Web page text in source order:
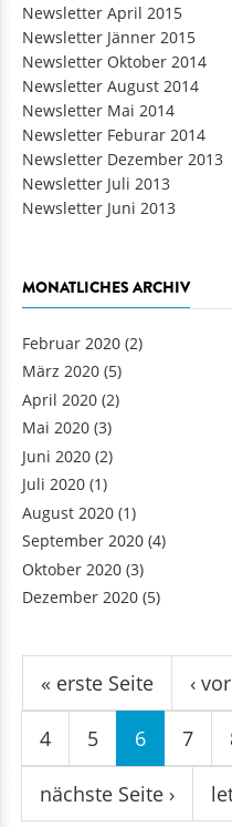
Newsletter April 2015
Newsletter Jänner 2015
Newsletter Oktober 2014
Newsletter August 2014
Newsletter Mai 2014
Newsletter Feburar 2014
Newsletter Dezember 2013
Newsletter Juli 2013
Newsletter Juni 2013
MONATLICHES ARCHIV
Februar 2020 (2)
März 2020 (5)
April 2020 (2)
Mai 2020 (3)
Juni 2020 (2)
Juli 2020 (1)
August 2020 (1)
September 2020 (4)
Oktober 2020 (3)
Dezember 2020 (5)
Seiten
« erste Seite ‹
4 5 6 7
nächste Seite ›